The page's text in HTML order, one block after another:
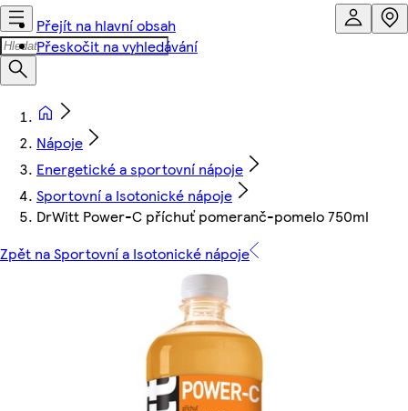
Přejít na hlavní obsah
Přeskočit na vyhledávání
Nápoje
Energetické a sportovní nápoje
Sportovní a Isotonické nápoje
DrWitt Power-C příchuť pomeranč-pomelo 750ml
Zpět na Sportovní a Isotonické nápoje